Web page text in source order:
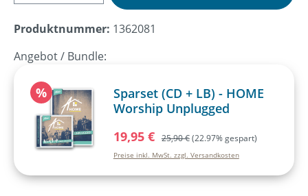
Produktnummer: 1362081
Angebot / Bundle:
Rabatt
%
Sparset (CD + LB) - HOME
Worship Unplugged
Verkaufspreis:
19,95 € Regulärer Preis:
25,90 €(22.97% gespart)
Preise inkl. MwSt. zzgl. Versandkosten